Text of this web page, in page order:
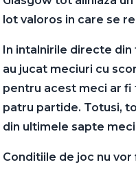
lot valoros in care se
In intalnirile directe
au jucat meciuri cu
pentru acest meci ar fi
patru partide. Totusi,
din ultimele sapte
Conditiile de joc nu